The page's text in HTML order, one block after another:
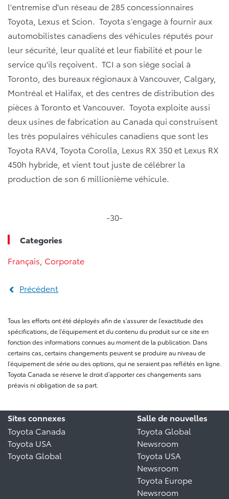
l'entremise d'un réseau de 285 concessionnaires
Toyota, Lexus et Scion. Toyota s’engage à fournir aux
automobilistes canadiens des véhicules réputés pour
leur sécurité, leur qualité et leur fiabilité et pour le
service qu'ils reçoivent. TCI a son siège social à
Toronto, des bureaux régionaux à Vancouver, Calgary,
Montréal et Halifax, et des centres de distribution des
pièces à Toronto et Vancouver. Toyota exploite aussi
deux usines de fabrication au Canada qui construisent
les très populaires véhicules canadiens que sont les
Toyota RAV4, Toyota Corolla, Lexus RX 350 et Lexus RX
450h hybride, et vient tout juste de célébrer la
production de son 6 millionième véhicule.
-30-
Categories
Français Corporate
Précédent
Tous les efforts ont été déployés afin de s’assurer de l’exactitude des
spécifications, de l’équipement et du contenu du produit sur ce site en
fonction des informations connues au moment de la publication. Dans
certains cas, certains changements peuvent se produire au niveau de
l’équipement de série ou des options, qui ne seraient pas reflétés en ligne.
Toyota Canada se réserve le droit d’apporter ces changements sans
préavis ni obligation de sa part.
Sites connexes
Toyota Canada
Toyota USA
Toyota Global
Salle de nouvelles
Toyota Global
Newsroom
Toyota USA
Newsroom
Toyota Europe
Newsroom